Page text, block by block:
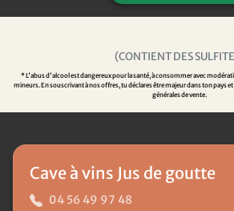
(CONTIENT DES
* L'abus d'alcool est dangereux pour la santé, à consommer avec
mineurs. En souscrivant à nos offres, tu déclares être majeur dans ton pays
générales de vente.
Cave à vins Jus de goutte
04 56 49 97 48